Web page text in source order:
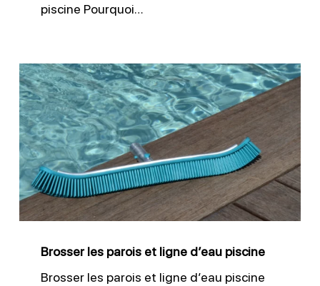
piscine Pourquoi…
Brosser
les
parois
et
ligne
d’eau
piscine
Brosser les parois et ligne d’eau piscine
Brosser les parois et ligne d’eau piscine